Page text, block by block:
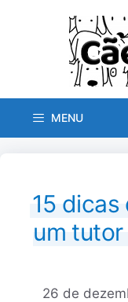
MENU
15
um
26 de